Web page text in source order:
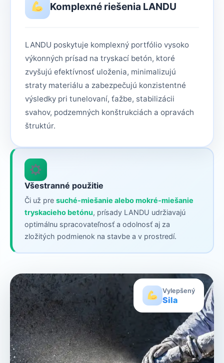
Komplexné riešenia LANDU
LANDU poskytuje komplexný portfólio vysoko
výkonných prísad na tryskací betón, ktoré
zvyšujú efektívnosť uloženia, minimalizujú
straty materiálu a zabezpečujú konzistentné
výsledky pri tunelovaní, ťažbe, stabilizácii
svahov, podzemných konštrukciách a opravách
štruktúr.
Všestranné použitie
Či už pre suché-miešanie alebo mokré-miešanie
tryskacieho betónu, prísady LANDU udržiavajú
optimálnu spracovateľnosť a odolnosť aj za
zložitých podmienok na stavbe a v prostredí.
Vylepšený
Sila